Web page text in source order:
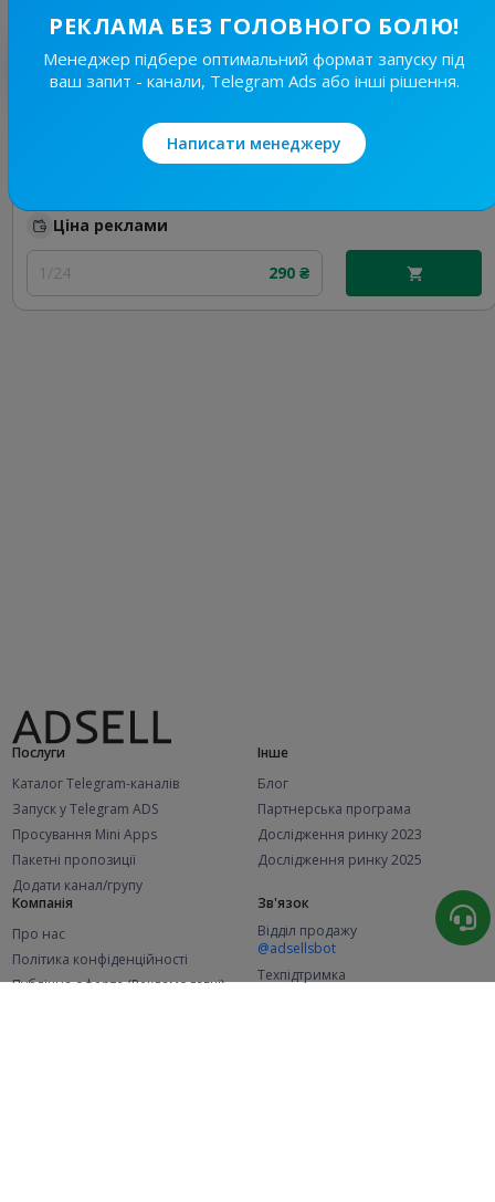
Найкращі за темою
23.5K/
2.6K
Умный дом с Alex Kvazis
Ціна реклами
1/24 290 ₴
Послуги
Каталог Telegram-каналів
Запуск у Telegram ADS
Просування Mini Apps
Пакетні пропозиції
Додати канал/групу
Інше
Блог
Партнерська програма
Дослідження ринку 2023
Дослідження ринку 2025
Компанія
Про нас
Політика конфіденційності
Публічна оферта (Рекламодавці)
Зв'язок
Відділ продажу
@adsellsbot
Техпідтримка
РЕКЛАМА БЕЗ ГОЛОВНОГО БОЛЮ!
Менеджер підбере оптимальний формат запуску під
ваш запит - канали, Telegram Ads або інші рішення.
Написати менеджеру